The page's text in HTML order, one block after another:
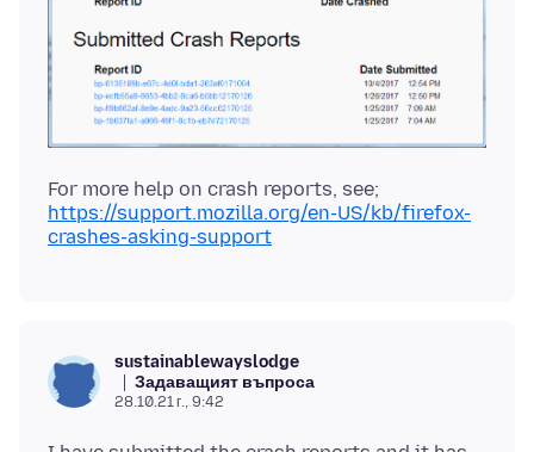
https://support.mozilla.org/en-US/kb/firefox-
crashes-asking-support
sustainablewayslodge
Задаващият въпроса
28.10.21 г., 9:42